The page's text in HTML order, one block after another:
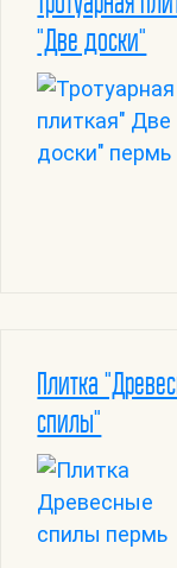
"Две доски"
Плитка
спилы"